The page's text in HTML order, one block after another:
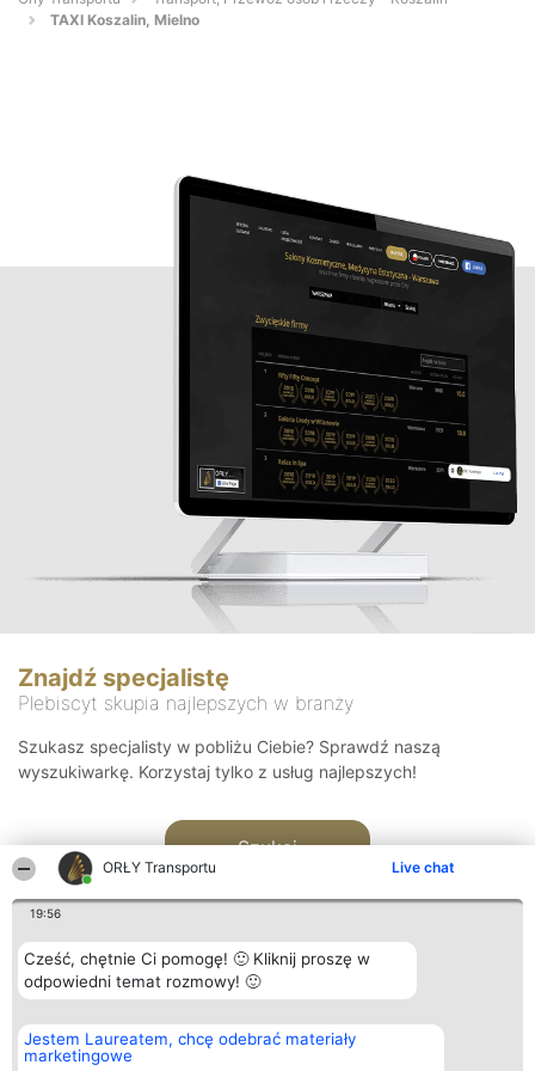
ORŁY Transportu Live chat
19:56
Cześć, chętnie Ci pomogę! 🙂 Kliknij proszę w
odpowiedni temat rozmowy! 🙂
Jestem Laureatem, chcę odebrać materiały
marketingowe
TAXI Koszalin, Mielno
Znajdź specjalistę
Plebiscyt skupia najlepszych w branży
Szukasz specjalisty w pobliżu Ciebie? Sprawdź naszą
wyszukiwarkę. Korzystaj tylko z usług najlepszych!
Szukaj
Organizator plebiscytu
Bright Side Solutions sp. z o.
o. sp. k.
Plebiscyt
Laureaci
Kontakt
Kontakt